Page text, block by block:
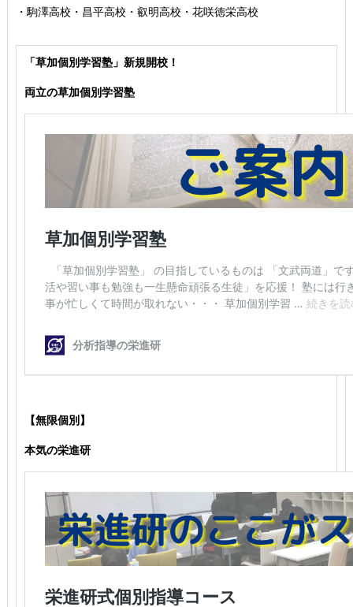
・駒澤高校・昌平高校・叡明高校・花咲徳栄高校
「草加個別学習塾」新規開校！
両立の草加個別学習塾
【無限個別】
本気の栄進研